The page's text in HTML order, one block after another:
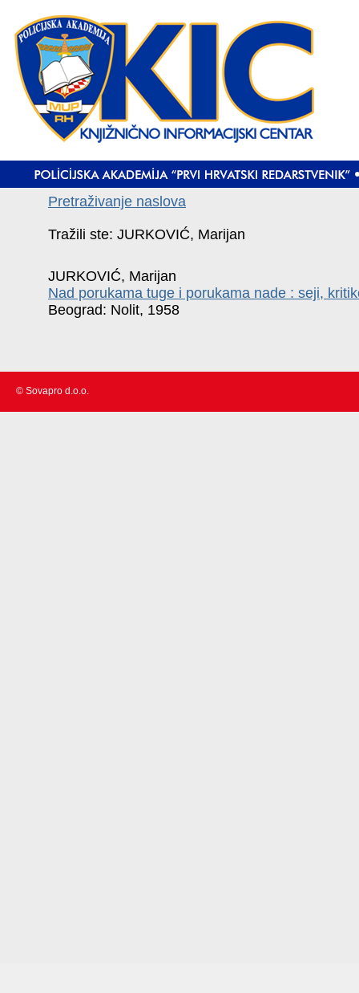
Pretraživanje naslova
Tražili ste: JURKOVIĆ, Marijan
JURKOVIĆ, Marijan
Nad porukama tuge i porukama nade : seji,
Beograd: Nolit, 1958
© Sovapro d.o.o.